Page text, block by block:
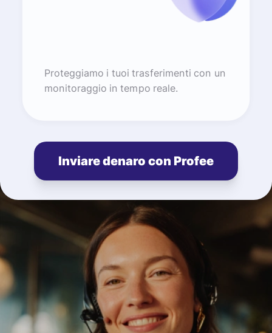
Proteggiamo i tuoi trasferimenti con un
monitoraggio in tempo reale.
Inviare denaro con Profee